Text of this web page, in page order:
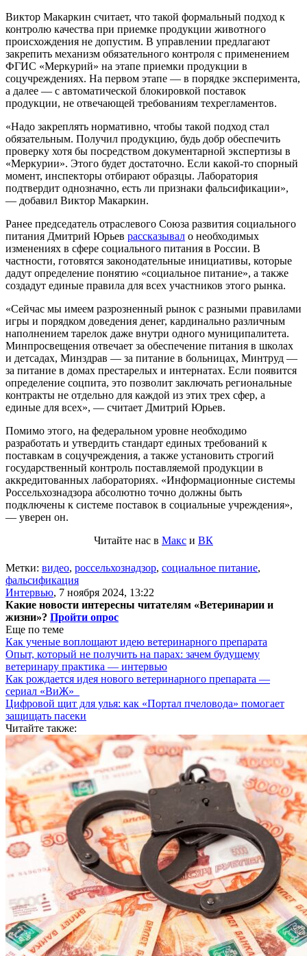
Виктор Макаркин считает, что такой формальный подход к
контролю качества при приемке продукции животного
происхождения не допустим. В управлении предлагают
закрепить механизм обязательного контроля с применением
ФГИС «Меркурий» на этапе приемки продукции в
соцучреждениях. На первом этапе — в порядке эксперимента,
а далее — с автоматической блокировкой поставок
продукции, не отвечающей требованиям техрегламентов.
«Надо закреплять нормативно, чтобы такой подход стал
обязательным. Получил продукцию, будь добр обеспечить
проверку хотя бы посредством документарной экспертизы в
«Меркурии». Этого будет достаточно. Если какой-то спорный
момент, инспекторы отбирают образцы. Лаборатория
подтвердит однозначно, есть ли признаки фальсификации»,
— добавил Виктор Макаркин.
Ранее председатель отраслевого Союза развития социального
питания Дмитрий Юрьев рассказывал о необходимых
изменениях в сфере социального питания в России. В
частности, готовятся законодательные инициативы, которые
дадут определение понятию «социальное питание», а также
создадут единые правила для всех участников этого рынка.
«Сейчас мы имеем разрозненный рынок с разными правилами
игры и порядком доведения денег, кардинально различным
наполнением тарелок даже внутри одного муниципалитета.
Минпросвещения отвечает за обеспечение питания в школах
и детсадах, Минздрав — за питание в больницах, Минтруд —
за питание в домах престарелых и интернатах. Если появится
определение соцпита, это позволит заключать региональные
контракты не отдельно для каждой из этих трех сфер, а
единые для всех», — считает Дмитрий Юрьев.
Помимо этого, на федеральном уровне необходимо
разработать и утвердить стандарт единых требований к
поставкам в соцучреждения, а также установить строгий
государственный контроль поставляемой продукции в
аккредитованных лабораториях. «Информационные системы
Россельхознадзора абсолютно точно должны быть
подключены к системе поставок в социальные учреждения»,
— уверен он.
Читайте нас в Макс и ВК
Метки: видео, россельхознадзор, социальное питание,
фальсификация
Интервью, 7 ноября 2024, 13:22
Какие новости интересны читателям «Ветеринарии и
жизни»? Пройти опрос
Еще по теме
Как ученые воплощают идею ветеринарного препарата
Опыт, который не получить на парах: зачем будущему
ветеринару практика — интервью
Как рождается идея нового ветеринарного препарата —
сериал «ВиЖ»
Цифровой щит для улья: как «Портал пчеловода» помогает
защищать пасеки
Читайте также: